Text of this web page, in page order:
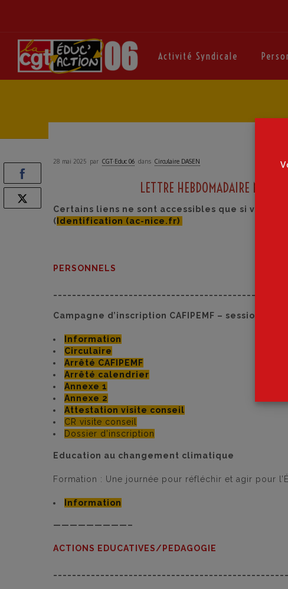
Activité Syndicale
28 mai 2025 par CGT·Educ 06 dans Circulaire DASEN
LETTRE HEBDOMADAIRE N°
Certains liens ne sont accessibles que si vous
( Identification (ac-nice.fr)
PERSONNELS
Campagne d’inscription CAFIPEMF – session 2026
Information
Circulaire
Arrêté CAFIPEMF
Arrêté calendrier
Annexe 1
Annexe 2
Attestation visite conseil
CR visite conseil
Dossier d’inscription
Education au changement climatique
Formation : Une journée pour réfléchir et agir pour
Information
—————————–
ACTIONS EDUCATIVES/PEDAGOGIE